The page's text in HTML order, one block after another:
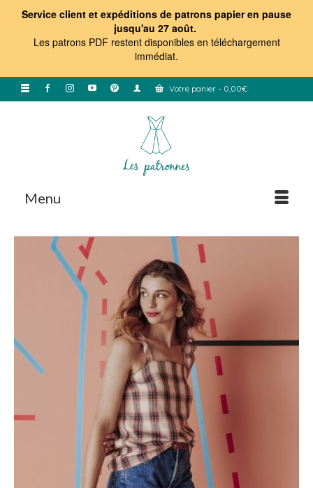
Service client et expéditions de patrons papier en pause
jusqu'au 27 août.
Les patrons PDF restent disponibles en téléchargement
immédiat.
Votre panier - 0,00€
Menu